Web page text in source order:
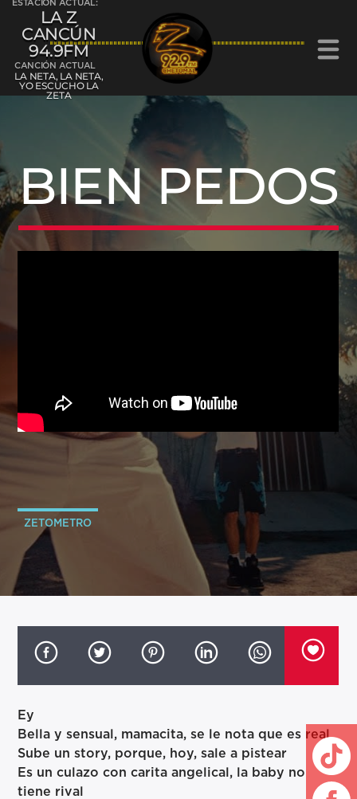
ESTACIÓN ACTUAL:
LA Z
CANCÚN
94.9FM
CANCIÓN ACTUAL
LA NETA, LA NETA,
YO ESCUCHO LA
ZETA
La Z Cancún 94.9FM
La Z Chetumal 92.9FM
BIEN PEDOS
ZETOMETRO
Ey
Bella y sensual, mamacita, se le nota que es real
Sube un story, porque, hoy, sale a pistear
Es un culazo con carita angelical, la baby no
tiene rival